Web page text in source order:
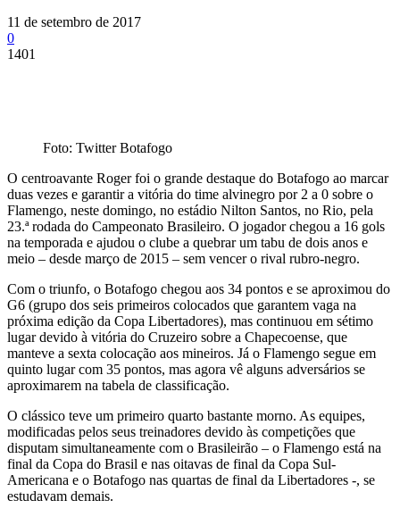
11 de setembro de 2017
0
1401
Foto: Twitter Botafogo
O centroavante Roger foi o grande destaque do Botafogo ao marcar
duas vezes e garantir a vitória do time alvinegro por 2 a 0 sobre o
Flamengo, neste domingo, no estádio Nilton Santos, no Rio, pela
23.ª rodada do Campeonato Brasileiro. O jogador chegou a 16 gols
na temporada e ajudou o clube a quebrar um tabu de dois anos e
meio – desde março de 2015 – sem vencer o rival rubro-negro.
Com o triunfo, o Botafogo chegou aos 34 pontos e se aproximou do
G6 (grupo dos seis primeiros colocados que garantem vaga na
próxima edição da Copa Libertadores), mas continuou em sétimo
lugar devido à vitória do Cruzeiro sobre a Chapecoense, que
manteve a sexta colocação aos mineiros. Já o Flamengo segue em
quinto lugar com 35 pontos, mas agora vê alguns adversários se
aproximarem na tabela de classificação.
O clássico teve um primeiro quarto bastante morno. As equipes,
modificadas pelos seus treinadores devido às competições que
disputam simultaneamente com o Brasileirão – o Flamengo está na
final da Copa do Brasil e nas oitavas de final da Copa Sul-
Americana e o Botafogo nas quartas de final da Libertadores -, se
estudavam demais.